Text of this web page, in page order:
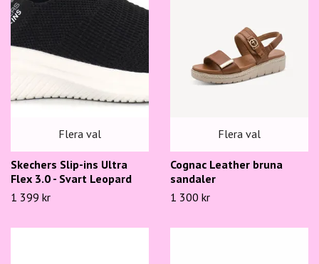
Flera val
Skechers Slip-ins Ultra
Flex 3.0 - Svart Leopard
1 399 kr
Flera val
Cognac Leather bruna
sandaler
1 300 kr